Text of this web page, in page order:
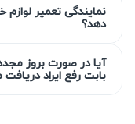
کتبی ۹۰ روزه
تعمیر و اطمینان
صورت بروز مشکل
گارانتی انجام خواهد شد.
انتخاب سطح
نمایندگی تعمیر
دهد؟
آیا در صورت بروز
بابت رفع ایراد